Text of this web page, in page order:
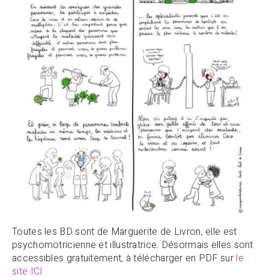
Toutes les BD sont de Marguerite de Livron, elle est
psychomotricienne et illustratrice. Désormais elles sont
accessibles gratuitement, à télécharger en PDF surle
site ICI